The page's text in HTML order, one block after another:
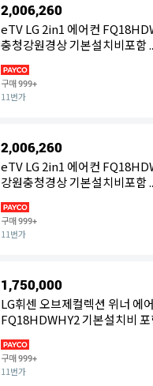
2,006,260
eTV LG 2in1 에어컨
충청강원경상 기본설치비포함 ..
구매999+
11번가
2,006,260
eTV LG 2in1 에어컨
강원충청경상 기본설치비포함 ..
구매999+
11번가
1,750,000
LG휘센 오브제컬렉션 위너 에
FQ18HDWHY2 기본설치비
구매999+
11번가